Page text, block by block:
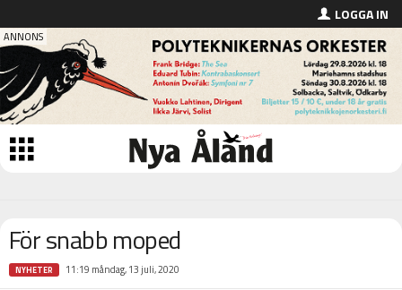
LOGGA IN
För snabb moped
NYHETER 11:19 måndag, 13 juli, 2020